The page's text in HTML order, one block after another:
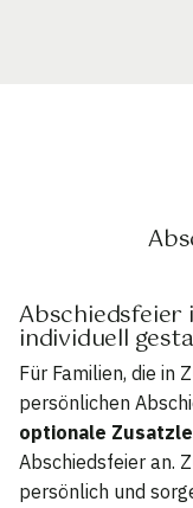
Abschiedsfeier
individuell
Für Familien, die in
persönlichen
optionale
Abschiedsfeier an.
persönlich und